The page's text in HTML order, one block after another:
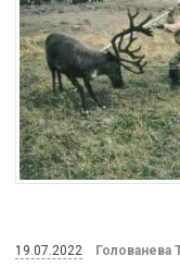
19.07.2022 Голованева